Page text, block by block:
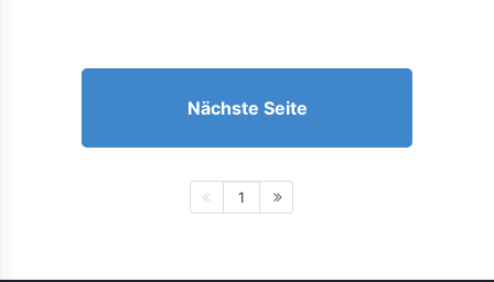
Nächste Seite
1